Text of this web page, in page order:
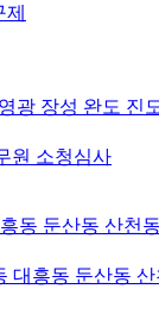
광 장성 완도 진
원 소청심사
동 둔산동 산천
흥동 둔산동